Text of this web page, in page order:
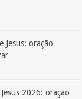
Jesus: oração
2026: oração